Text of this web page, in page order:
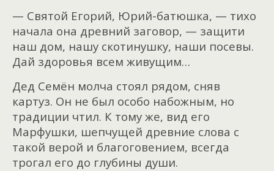
— Святой Егорий, Юрий-батюшка, — тихо
начала она древний заговор, — защити
наш дом, нашу скотинушку, наши посевы.
Дай здоровья всем живущим…
Дед Семён молча стоял рядом, сняв
картуз. Он не был особо набожным, но
традиции чтил. К тому же, вид его
Марфушки, шепчущей древние слова с
такой верой и благоговением, всегда
трогал его до глубины души.